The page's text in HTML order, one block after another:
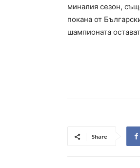
миналия сезон,
покана от
шампионата
Share